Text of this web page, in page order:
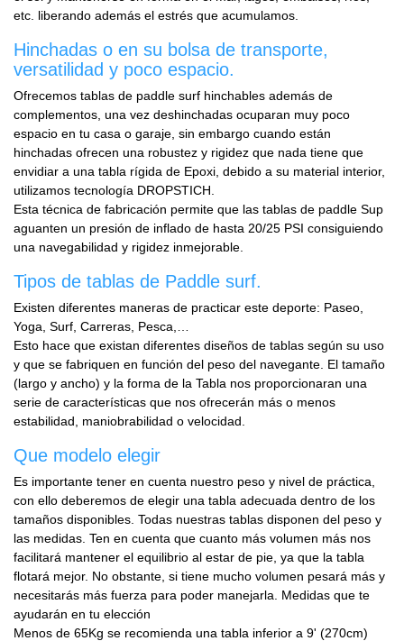
etc. liberando además el estrés que acumulamos.
Hinchadas o en su bolsa de transporte,
versatilidad y poco espacio.
Ofrecemos tablas de paddle surf hinchables además de
complementos, una vez deshinchadas ocuparan muy poco
espacio en tu casa o garaje, sin embargo cuando están
hinchadas ofrecen una robustez y rigidez que nada tiene que
envidiar a una tabla rígida de Epoxi, debido a su material interior,
utilizamos tecnología DROPSTICH.
Esta técnica de fabricación permite que las tablas de paddle Sup
aguanten un presión de inflado de hasta 20/25 PSI consiguiendo
una navegabilidad y rigidez inmejorable.
Tipos de tablas de Paddle surf.
Existen diferentes maneras de practicar este deporte: Paseo,
Yoga, Surf, Carreras, Pesca,…
Esto hace que existan diferentes diseños de tablas según su uso
y que se fabriquen en función del peso del navegante. El tamaño
(largo y ancho) y la forma de la Tabla nos proporcionaran una
serie de características que nos ofrecerán más o menos
estabilidad, maniobrabilidad o velocidad.
Que modelo elegir
Es importante tener en cuenta nuestro peso y nivel de práctica,
con ello deberemos de elegir una tabla adecuada dentro de los
tamaños disponibles. Todas nuestras tablas disponen del peso y
las medidas. Ten en cuenta que cuanto más volumen más nos
facilitará mantener el equilibrio al estar de pie, ya que la tabla
flotará mejor. No obstante, si tiene mucho volumen pesará más y
necesitarás más fuerza para poder manejarla. Medidas que te
ayudarán en tu elección
Menos de 65Kg se recomienda una tabla inferior a 9' (270cm)